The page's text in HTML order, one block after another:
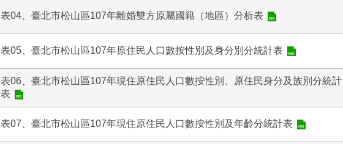
表04、臺北市松山區107年離婚雙方原屬國籍（地區）分析表
表05、臺北市松山區107年原住民人口數按性別及身分別分統計表
表06、臺北市松山區107年現住原住民人口數按性別、原住民身分及族別分統計
表
表07、臺北市松山區107年現住原住民人口數按性別及年齡分統計表